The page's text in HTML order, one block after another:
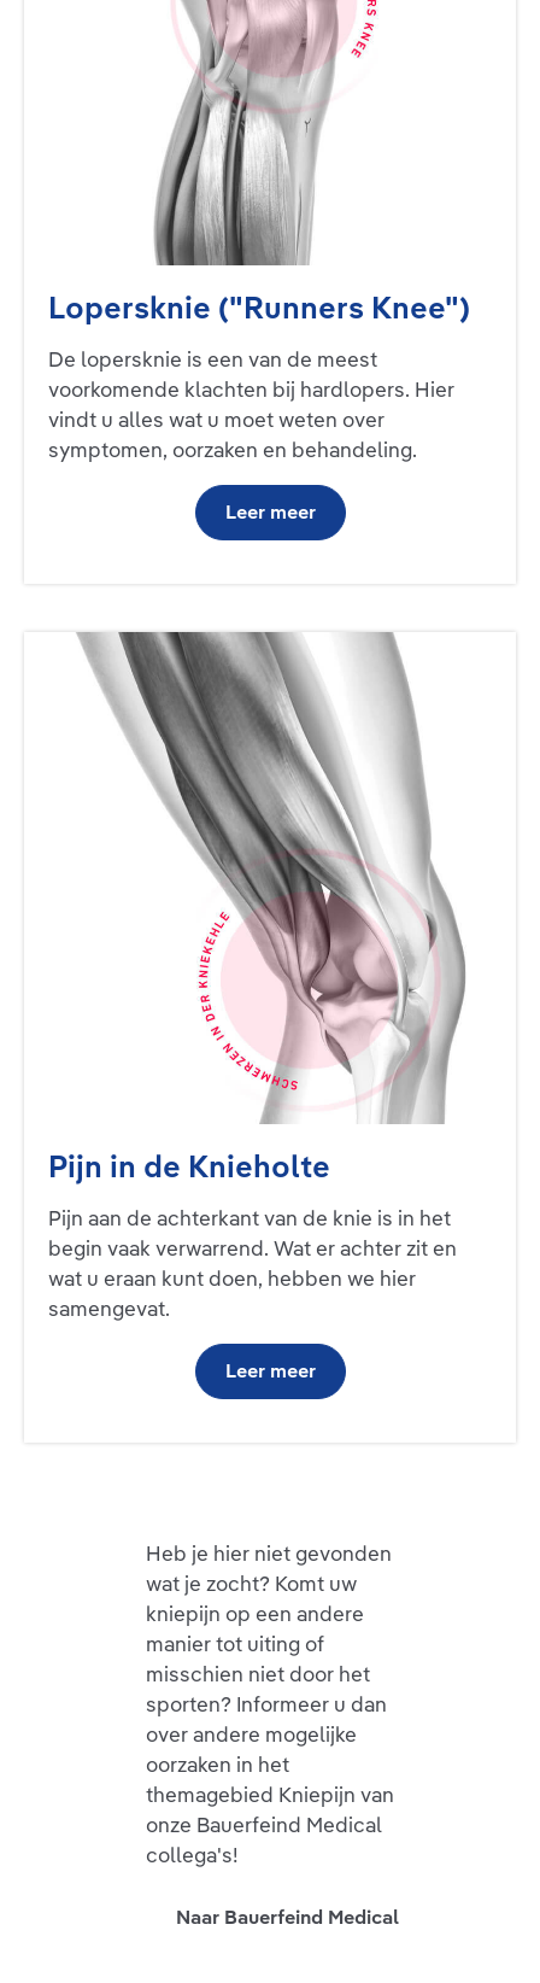
Lopersknie ("Runners Knee")
De lopersknie is een van de meest
voorkomende klachten bij hardlopers. Hier
vindt u alles wat u moet weten over
symptomen, oorzaken en behandeling.
Leer meer
Pijn in de Knieholte
Pijn aan de achterkant van de knie is in het
begin vaak verwarrend. Wat er achter zit en
wat u eraan kunt doen, hebben we hier
samengevat.
Leer meer
Heb je hier niet gevonden
wat je zocht? Komt uw
kniepijn op een andere
manier tot uiting of
misschien niet door het
sporten? Informeer u dan
over andere mogelijke
oorzaken in het
themagebied Kniepijn van
onze Bauerfeind Medical
collega's!
Naar Bauerfeind Medical